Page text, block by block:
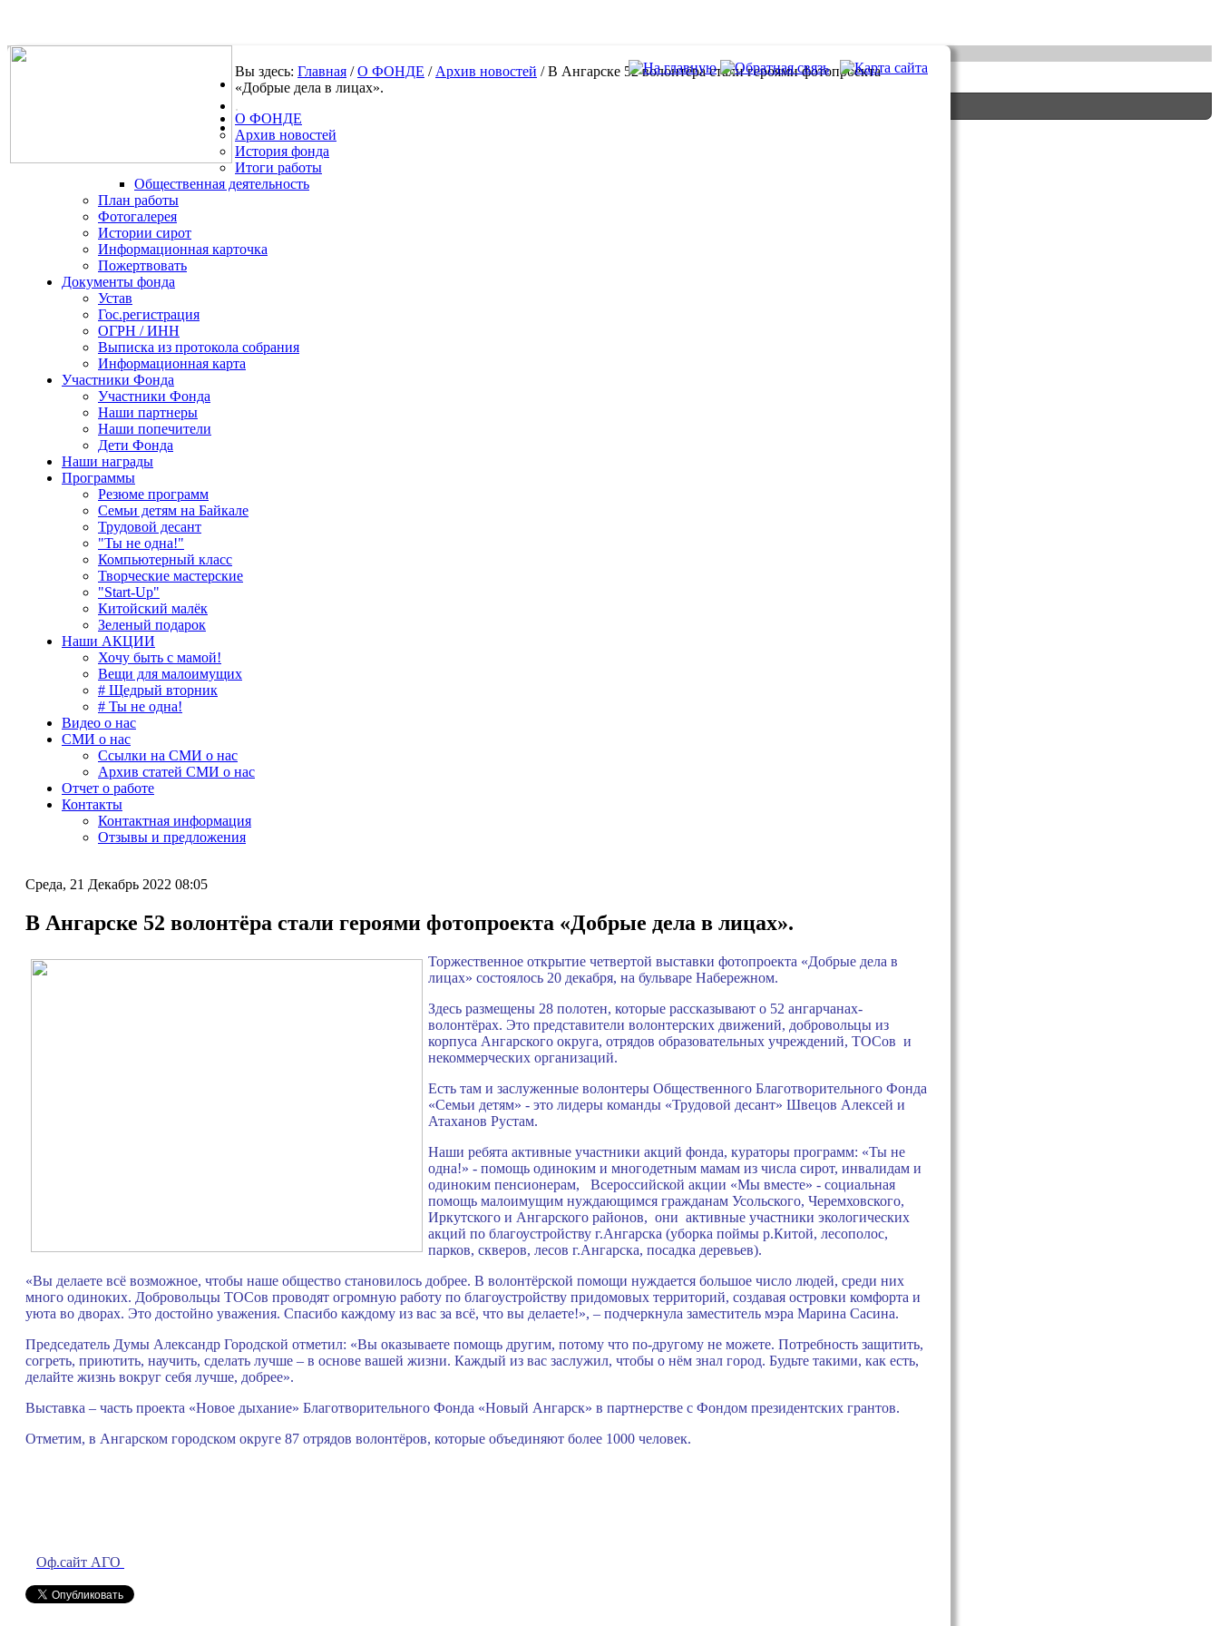
.
Вы здесь: Главная /О ФОНДЕ / Архив новостей /В Ангарске 52 волонтёра стали героями фотопроекта
«Добрые дела в лицах».
О ФОНДЕ
Архив новостей
История фонда
Итоги работы
Общественная деятельность
План работы
Фотогалерея
Истории сирот
Информационная карточка
Пожертвовать
Документы фонда
Устав
Гос.регистрация
ОГРН / ИНН
Выписка из протокола собрания
Информационная карта
Участники Фонда
Участники Фонда
Наши партнеры
Наши попечители
Дети Фонда
Наши награды
Программы
Резюме программ
Семьи детям на Байкале
Трудовой десант
"Ты не одна!"
Компьютерный класс
Творческие мастерские
"Start-Up"
Китойский малёк
Зеленый подарок
Наши АКЦИИ
Хочу быть с мамой!
Вещи для малоимущих
# Щедрый вторник
# Ты не одна!
Видео о нас
СМИ о нас
Ссылки на СМИ о нас
Архив статей СМИ о нас
Отчет о работе
Контакты
Контактная информация
Отзывы и предложения
Среда, 21 Декабрь 2022 08:05
В Ангарске 52 волонтёра стали героями фотопроекта «Добрые дела в лицах».
Торжественное открытие четвертой выставки фотопроекта «Добрые дела в
лицах» состоялось 20 декабря, на бульваре Набережном.
Здесь размещены 28 полотен, которые рассказывают о 52 ангарчанах-
волонтёрах. Это представители волонтерских движений, добровольцы из
корпуса Ангарского округа, отрядов образовательных учреждений, ТОСов и
некоммерческих организаций.
Есть там и заслуженные волонтеры Общественного Благотворительного Фонда
«Семьи детям» - это лидеры команды «Трудовой десант» Швецов Алексей и
Атаханов Рустам.
Наши ребята активные участники акций фонда, кураторы программ: «Ты не
одна!» - помощь одиноким и многодетным мамам из числа сирот, инвалидам и
одиноким пенсионерам, Всероссийской акции «Мы вместе» - социальная
помощь малоимущим нуждающимся гражданам Усольского, Черемховского,
Иркутского и Ангарского районов, они активные участники экологических
акций по благоустройству г.Ангарска (уборка поймы р.Китой, лесополос,
парков, скверов, лесов г.Ангарска, посадка деревьев).
«Вы делаете всё возможное, чтобы наше общество становилось добрее. В волонтёрской помощи нуждается большое число людей, среди них
много одиноких. Добровольцы ТОСов проводят огромную работу по благоустройству придомовых территорий, создавая островки комфорта и
уюта во дворах. Это достойно уважения. Спасибо каждому из вас за всё, что вы делаете!», – подчеркнула заместитель мэра Марина Сасина.
Председатель Думы Александр Городской отметил: «Вы оказываете помощь другим, потому что по-другому не можете. Потребность защитить,
согреть, приютить, научить, сделать лучше – в основе вашей жизни. Каждый из вас заслужил, чтобы о нём знал город. Будьте такими, как есть,
делайте жизнь вокруг себя лучше, добрее».
Выставка – часть проекта «Новое дыхание» Благотворительного Фонда «Новый Ангарск» в партнерстве с Фондом президентских грантов.
Отметим, в Ангарском городском округе 87 отрядов волонтёров, которые объединяют более 1000 человек.
Оф.сайт АГО